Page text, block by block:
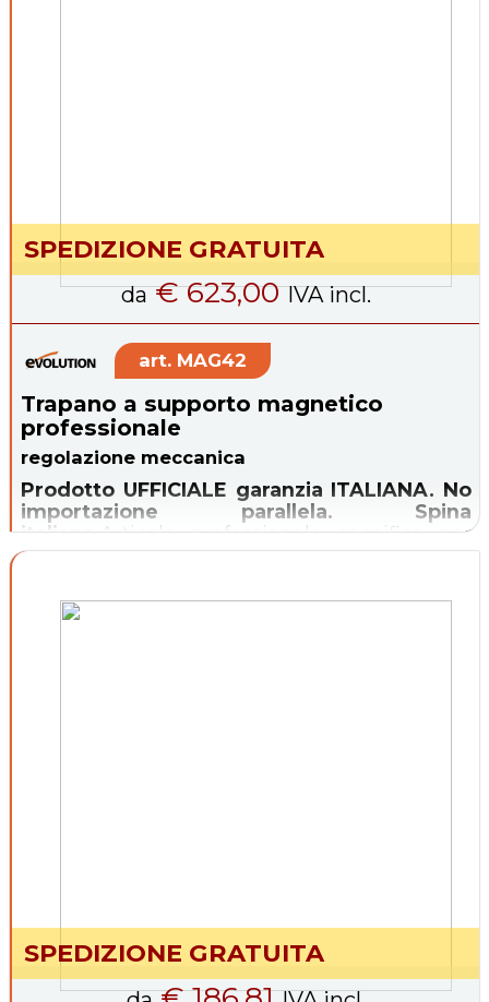
MAG42
Trapano a supporto magnetico
professionale
regolazione meccanica
Prodotto UFFICIALE garanzia ITALIANA. No
importazione parallela. Spina
italiana.Articolo professionale specifico per
eseguire fori su metalli con fresa (max. 35
SPEDIZIONE GRATUITA
da€ 623,00IVA incl.
SPEDIZIONE GRATUITA